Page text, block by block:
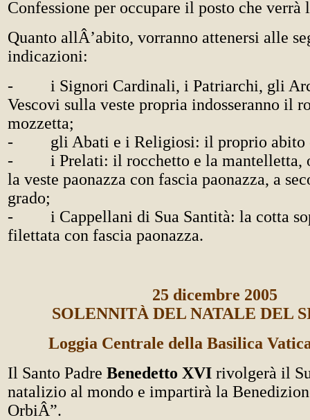
Confessione per occupare il posto che
Quanto allÂ’abito, vorranno attenersi alle
indicazioni:
- i Signori Cardinali, i Patriarchi, gli
Vescovi sulla veste propria indosseranno il
mozzetta;
- gli Abati e i Religiosi: il proprio abito
- i Prelati: il rocchetto e la mantelletta, o
la veste paonazza con fascia paonazza, a
grado;
- i Cappellani di Sua Santità: la cotta
filettata con fascia paonazza.
25 dicembre 2005
SOLENNITÀ DEL NATALE DEL
Loggia Centrale della Basilica
Il Santo Padre Benedetto XVI rivolgerà il
natalizio al mondo e impartirà la
OrbiÂ”.